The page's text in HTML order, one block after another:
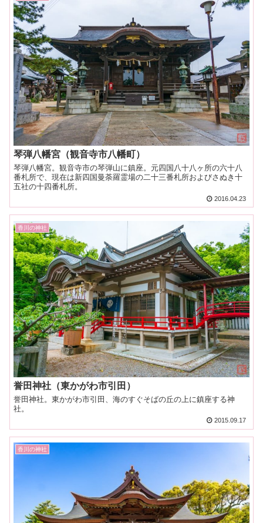
琴弾八幡宮（観音寺市八幡町）
琴弾八幡宮。観音寺市の琴弾山に鎮座。元四国八十八ヶ所の六十八
番札所で、現在は新四国曼荼羅霊場の二十三番札所およびさぬき十
五社の十四番札所。
2016.04.23
香川の神社
誉田神社（東かがわ市引田）
誉田神社。東かがわ市引田、海のすぐそばの丘の上に鎮座する神
社。
2015.09.17
香川の神社